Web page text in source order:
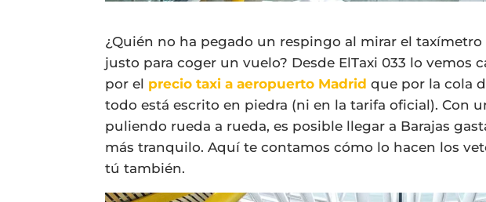
¿Quién no ha pegado un respingo al mirar el
justo para coger un vuelo? Desde ElTaxi 033 lo vemos
por el precio taxi a aeropuerto Madrid que por la cola
todo está escrito en piedra (ni en la tarifa oficial). Con
puliendo rueda a rueda, es posible llegar a Barajas
más tranquilo. Aquí te contamos cómo lo hacen los
tú también.